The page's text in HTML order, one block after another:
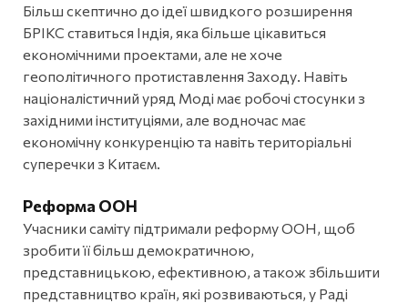
Більш скептично до ідеї швидкого розширення
БРІКС ставиться Індія, яка більше цікавиться
економічними проектами, але не хоче
геополітичного протиставлення Заходу. Навіть
націоналістичний уряд Моді має робочі стосунки з
західними інституціями, але водночас має
економічну конкуренцію та навіть територіальні
суперечки з Китаєм.
Реформа ООН
Учасники саміту підтримали реформу ООН, щоб
зробити її більш демократичною,
представницькою, ефективною, а також збільшити
представництво країн, які розвиваються, у Раді